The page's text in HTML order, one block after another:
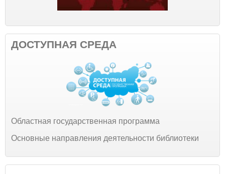
ДОСТУПНАЯ СРЕДА
Областная государственная программа
Основные направления деятельности библиотеки